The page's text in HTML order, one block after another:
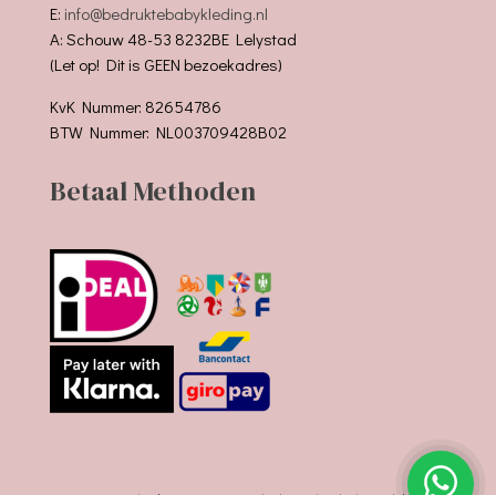
E: info@bedruktebabykleding.nl
A: Schouw 48-53 8232BE Lelystad
(Let op! Dit is GEEN bezoekadres)
KvK Nummer: 82654786
BTW Nummer: NL003709428B02
Betaal Methoden